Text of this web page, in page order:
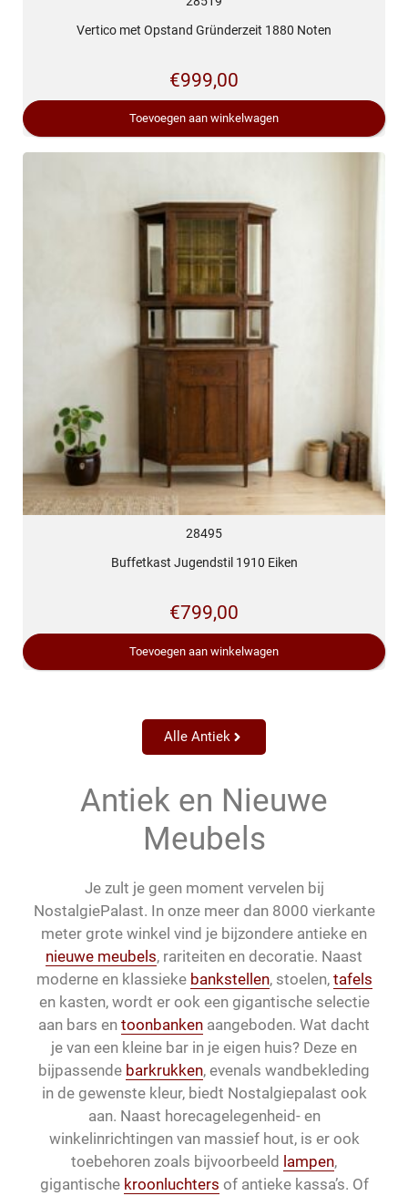
Vertico met Opstand Gründerzeit 1880 Noten
€999,00
Toevoegen aan winkelwagen
28495
Buffetkast Jugendstil 1910 Eiken
€799,00
Toevoegen aan winkelwagen
Alle Antiek
Antiek en Nieuwe
Meubels
Je zult je geen moment vervelen bij
NostalgiePalast. In onze meer dan 8000 vierkante
meter grote winkel vind je bijzondere antieke en
nieuwe meubels, rariteiten en decoratie. Naast
moderne en klassieke bankstellen, stoelen, tafels
en kasten, wordt er ook een gigantische selectie
aan bars en toonbanken aangeboden. Wat dacht
je van een kleine bar in je eigen huis? Deze en
bijpassende barkrukken, evenals wandbekleding
in de gewenste kleur, biedt Nostalgiepalast ook
aan. Naast horecagelegenheid- en
winkelinrichtingen van massief hout, is er ook
toebehoren zoals bijvoorbeeld lampen,
gigantische kroonluchters of antieke kassa’s. Of